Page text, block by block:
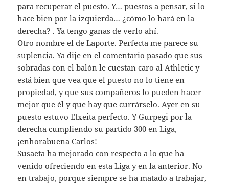
para recuperar el puesto. Y… puestos a pensar, si lo
hace bien por la izquierda… ¿cómo lo hará en la
derecha? . Ya tengo ganas de verlo ahí.
Otro nombre el de Laporte. Perfecta me parece su
suplencia. Ya dije en el comentario pasado que sus
sobradas con el balón le cuestan caro al Athletic y
está bien que vea que el puesto no lo tiene en
propiedad, y que sus compañeros lo pueden hacer
mejor que él y que hay que currárselo. Ayer en su
puesto estuvo Etxeita perfecto. Y Gurpegi por la
derecha cumpliendo su partido 300 en Liga,
¡enhorabuena Carlos!
Susaeta ha mejorado con respecto a lo que ha
venido ofreciendo en esta Liga y en la anterior. No
en trabajo, porque siempre se ha matado a trabajar,